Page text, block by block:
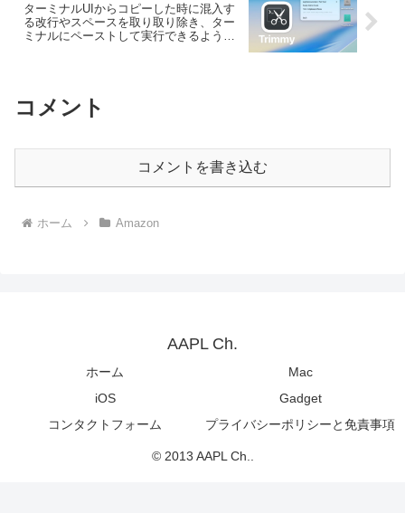
ターミナルUIからコピーした時に混入す
る改行やスペースを取り取り除き、ター
ミナルにペーストして実行できるようワ
コメント
コメントを書き込む
ホーム Amazon
AAPL Ch.
ホーム
Mac
iOS
Gadget
コンタクトフォーム
プライバシーポリシーと免責事項
© 2013 AAPL Ch..